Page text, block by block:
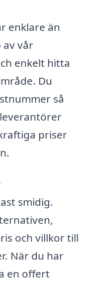
enklare än
av vår
enkelt hitta
Du
så
priser
smidig.
och villkor till
När du har
en offert